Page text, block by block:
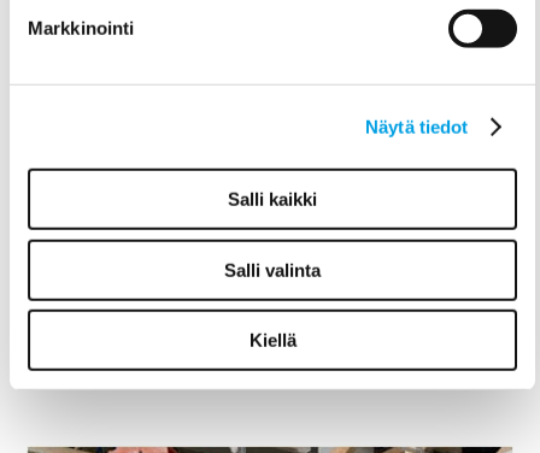
Markkinointi
Näytä tiedot
Salli kaikki
Salli valinta
Kiellä
TUULILASIN VAIHDOT
Teemme ammattitaidolla myös tuulilasien
vaihdot sekä korjaukset
Katso lisätietoja ›